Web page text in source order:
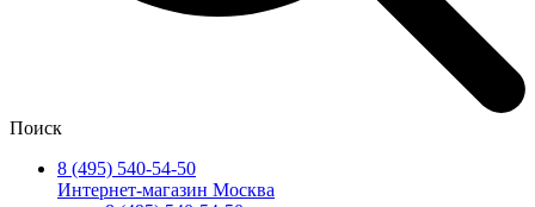
Поиск
8 (495) 540-54-50
Интернет-магазин Москва